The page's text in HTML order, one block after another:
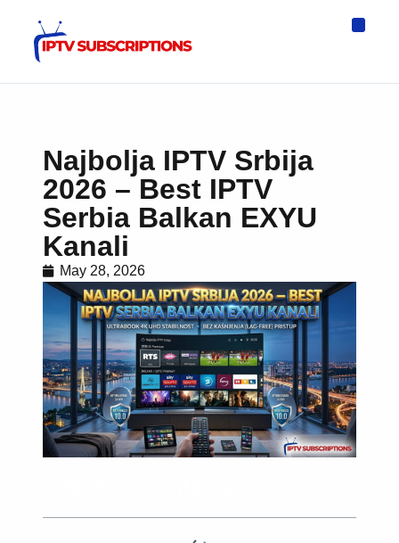
Najbolja IPTV Srbija
2026 – Best IPTV
Serbia Balkan EXYU
Kanali
May 28, 2026